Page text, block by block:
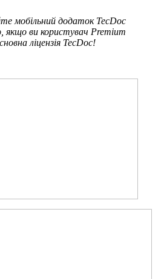
мобільний додаток TecDoc
якщо ви користувач Premium
ліцензія TecDoc!